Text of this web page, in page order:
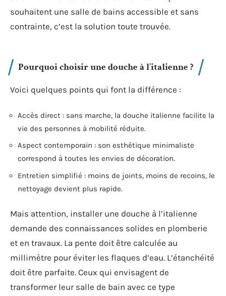
souhaitent une salle de bains accessible et sans
contrainte, c’est la solution toute trouvée.
Pourquoi choisir une douche à l’italienne ?
Voici quelques points qui font la différence :
Accès direct : sans marche, la douche italienne facilite la
vie des personnes à mobilité réduite.
Aspect contemporain : son esthétique minimaliste
correspond à toutes les envies de décoration.
Entretien simplifié : moins de joints, moins de recoins, le
nettoyage devient plus rapide.
Mais attention, installer une douche à l’italienne
demande des connaissances solides en plomberie
et en travaux. La pente doit être calculée au
millimètre pour éviter les flaques d’eau. L’étanchéité
doit être parfaite. Ceux qui envisagent de
transformer leur salle de bain avec ce type